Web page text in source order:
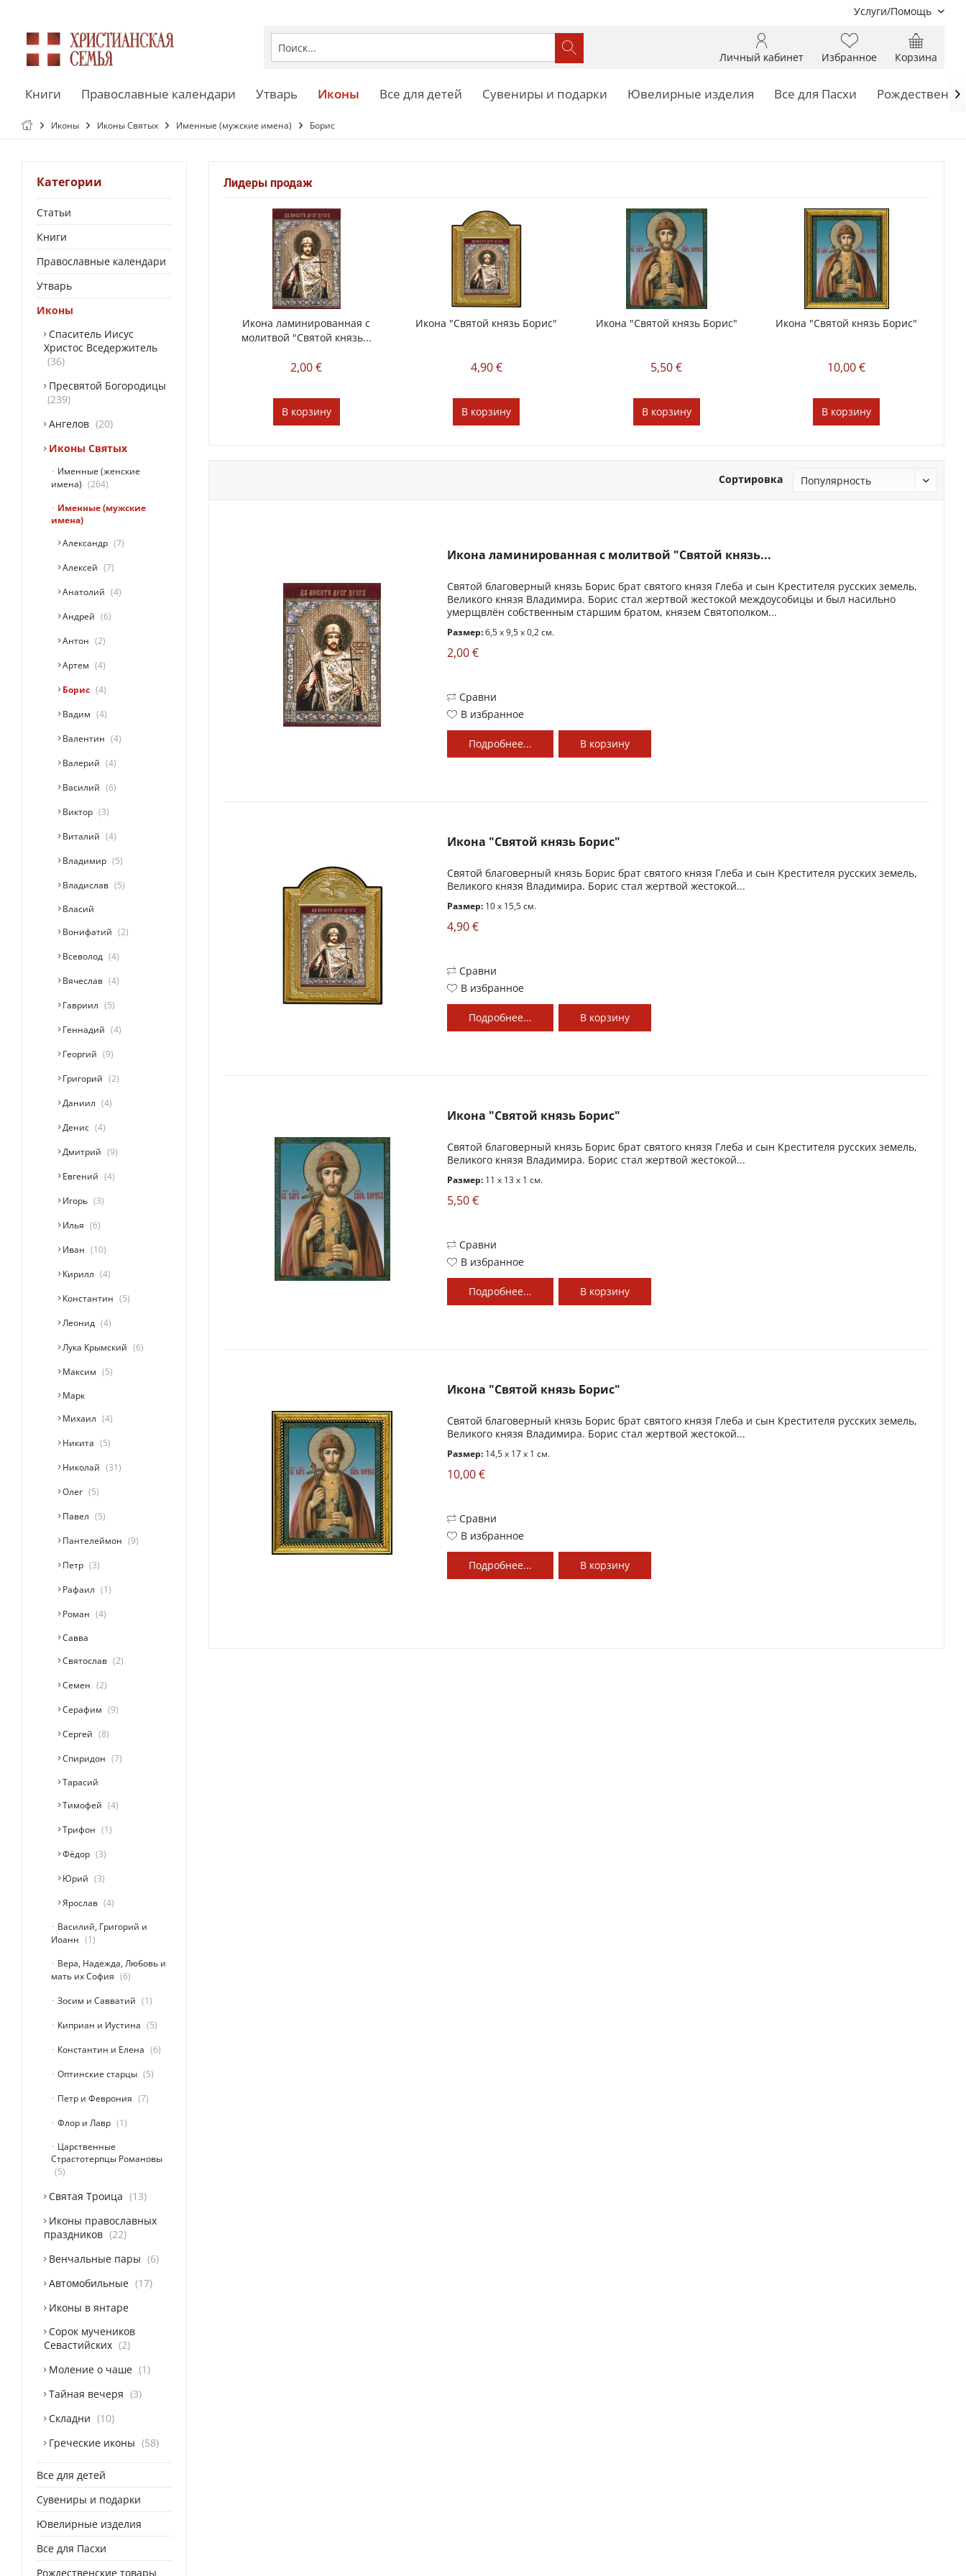
Услуги/Помощь
Корзина
Избранное
Личный кабинет
Книги Православные календари Утварь Иконы Все для детей Сувениры и подарки Ювелирные изделия Все для Пасхи 
Иконы Иконы Святых Именные (мужские имена) Борис
Категории
Статьи
Книги
Православные календари
Утварь
Иконы
Спаситель Иисус
Христос Вседержитель
36
Пресвятой Богородицы
239
Ангелов
20
Иконы Святых
Именные (женские
имена)
264
Именные (мужские
имена)
Александр
7
Алексей
7
Анатолий
4
Андрей
6
Антон
2
Артем
4
Борис
4
Вадим
4
Валентин
4
Валерий
4
Василий
6
Виктор
3
Виталий
4
Владимир
5
Владислав
5
Власий
Вонифатий
2
Всеволод
4
Вячеслав
4
Гавриил
5
Геннадий
4
Георгий
9
Григорий
2
Даниил
4
Денис
4
Дмитрий
9
Евгений
4
Игорь
3
Илья
6
Иван
10
Кирилл
4
Константин
5
Леонид
4
Лука Крымский
6
Максим
5
Марк
Михаил
4
Никита
5
Николай
31
Олег
5
Павел
5
Пантелеймон
9
Петр
3
Рафаил
1
Роман
4
Савва
Святослав
2
Семен
2
Серафим
9
Сергей
8
Спиридон
7
Тарасий
Тимофей
4
Трифон
1
Фёдор
3
Юрий
3
Ярослав
4
Василий, Григорий и
Иоанн
1
Вера, Надежда, Любовь и
мать их София
6
Зосим и Савватий
1
Киприан и Иустина
5
Константин и Елена
6
Оптинские старцы
5
Петр и Феврония
7
Флор и Лавр
1
Царственные
Страстотерпцы Романовы
5
Святая Троица
13
Иконы православных
праздников
22
Венчальные пары
6
Автомобильные
17
Иконы в янтаре
Сорок мучеников
Севастийских
2
Моление о чаше
1
Тайная вечеря
3
Складни
10
Греческие иконы
58
Все для детей
Сувениры и подарки
Ювелирные изделия
Все для Пасхи
Рождественские товары
Лидеры продаж
Икона ламинированная с
молитвой "Святой князь...
2,00 €
В корзину
Икона "Святой князь Борис"
4,90 €
В корзину
Икона "Святой князь Борис"
5,50 €
В корзину
Икона "Святой князь Борис"
10,00 €
В корзину
Сортировка
Икона ламинированная с молитвой "Святой князь...
Святой благоверный князь Борис брат святого князя Глеба и сын Крестителя русских земель,
Великого князя Владимира. Борис стал жертвой жестокой междоусобицы и был насильно
умерщвлён собственным старшим братом, князем Святополком...
Размер:6,5 x 9,5 x 0,2 см.
2,00 €
Сравни
В избранное
Подробнее... В корзину
Икона "Святой князь Борис"
Святой благоверный князь Борис брат святого князя Глеба и сын Крестителя русских земель,
Великого князя Владимира. Борис стал жертвой жестокой...
Размер: 10 x 15,5 см.
4,90 €
Сравни
В избранное
Подробнее... В корзину
Икона "Святой князь Борис"
Святой благоверный князь Борис брат святого князя Глеба и сын Крестителя русских земель,
Великого князя Владимира. Борис стал жертвой жестокой...
Размер: 11 x 13 x 1 см.
5,50 €
Сравни
В избранное
Подробнее... В корзину
Икона "Святой князь Борис"
Святой благоверный князь Борис брат святого князя Глеба и сын Крестителя русских земель,
Великого князя Владимира. Борис стал жертвой жестокой...
Размер: 14,5 x 17 x 1 см.
10,00 €
Сравни
В избранное
Подробнее... В корзину